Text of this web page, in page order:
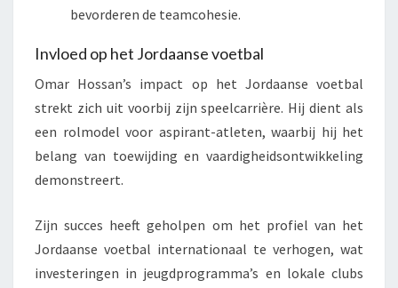
bevorderen de teamcohesie.
Invloed op het Jordaanse voetbal
Omar Hossan’s impact op het Jordaanse voetbal
strekt zich uit voorbij zijn speelcarrière. Hij dient als
een rolmodel voor aspirant-atleten, waarbij hij het
belang van toewijding en vaardigheidsontwikkeling
demonstreert.
Zijn succes heeft geholpen om het profiel van het
Jordaanse voetbal internationaal te verhogen, wat
investeringen in jeugdprogramma’s en lokale clubs